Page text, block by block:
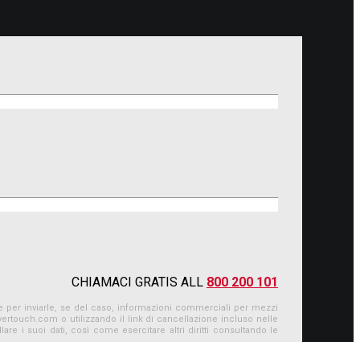
CHIAMACI GRATIS ALL 800 200 101
per inviarle, se del caso, informazioni commerciali per mezzi
o utilizzando il link di cancellazione incluso nelle
i suoi dati, così come esercitare altri diritti consultando le